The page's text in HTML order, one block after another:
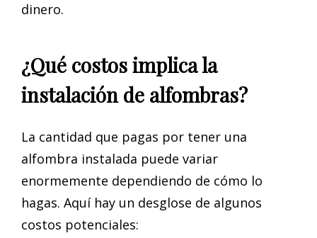
dinero.
¿Qué costos implica la
instalación de alfombras?
La cantidad que pagas por tener una
alfombra instalada puede variar
enormemente dependiendo de cómo lo
hagas. Aquí hay un desglose de algunos
costos potenciales: